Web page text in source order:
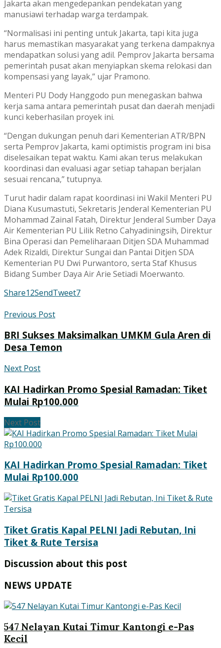
Jakarta akan mengedepankan pendekatan yang
manusiawi terhadap warga terdampak.
“Normalisasi ini penting untuk Jakarta, tapi kita juga
harus memastikan masyarakat yang terkena dampaknya
mendapatkan solusi yang adil. Pemprov Jakarta bersama
pemerintah pusat akan menyiapkan skema relokasi dan
kompensasi yang layak,” ujar Pramono.
Menteri PU Dody Hanggodo pun menegaskan bahwa
kerja sama antara pemerintah pusat dan daerah menjadi
kunci keberhasilan proyek ini.
“Dengan dukungan penuh dari Kementerian ATR/BPN
serta Pemprov Jakarta, kami optimistis program ini bisa
diselesaikan tepat waktu. Kami akan terus melakukan
koordinasi dan evaluasi agar setiap tahapan berjalan
sesuai rencana,” tutupnya.
Turut hadir dalam rapat koordinasi ini Wakil Menteri PU
Diana Kusumastuti, Sekretaris Jenderal Kementerian PU
Mohammad Zainal Fatah, Direktur Jenderal Sumber Daya
Air Kementerian PU Lilik Retno Cahyadiningsih, Direktur
Bina Operasi dan Pemeliharaan Ditjen SDA Muhammad
Adek Rizaldi, Direktur Sungai dan Pantai Ditjen SDA
Kementerian PU Dwi Purwantoro, serta Staf Khusus
Bidang Sumber Daya Air Arie Setiadi Moerwanto.
Share12SendTweet7
Previous Post
BRI Sukses Maksimalkan UMKM Gula Aren di
Desa Temon
Next Post
KAI Hadirkan Promo Spesial Ramadan: Tiket
Mulai Rp100.000
Next Post
KAI Hadirkan Promo Spesial Ramadan: Tiket
Mulai Rp100.000
Tiket Gratis Kapal PELNI Jadi Rebutan, Ini
Tiket & Rute Tersisa
Discussion about this post
NEWS UPDATE
547 Nelayan Kutai Timur Kantongi e-Pas
Kecil